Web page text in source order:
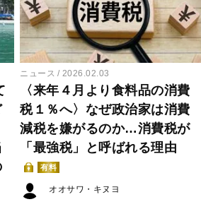
ニュース 2026.02.03
〈来年４月より食料品の消費
税１％へ〉なぜ政治家は消費
減税を嫌がるのか…消費税が
「最強税」と呼ばれる理由
有料
オオサワ・キヌヨ